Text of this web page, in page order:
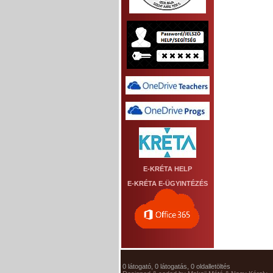
E-KRÉTA HELP
E-KRÉTA E-ÜGYINTÉZÉS
0 látogató, 0 látogatás, 0 oldalletöltés